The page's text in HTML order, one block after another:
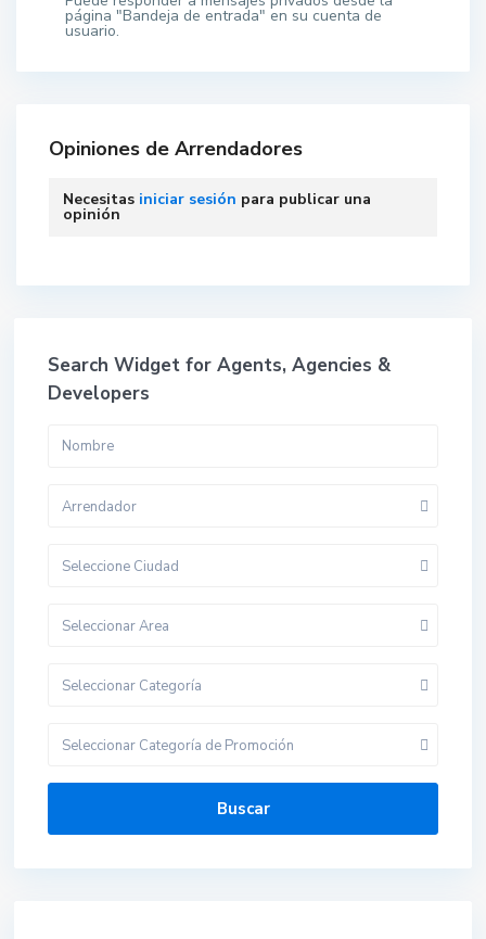
página "Bandeja de entrada" en su cuenta de
usuario.
Opiniones de Arrendadores
Necesitas iniciar sesión para publicar una
opinión
Search Widget for Agents, Agencies &
Developers
Arrendador
Seleccione Ciudad
Seleccionar Area
Seleccionar Categoría
Seleccionar Categoría de Promoción
Buscar